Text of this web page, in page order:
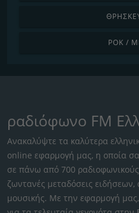
ΡΟΚ /
ραδιόφωνο FM
Ανακαλύψτε τα καλύτερα
online εφαρμογή μας, η οποία
σε πάνω από 700
ζωντανές μεταδόσεις ειδήσεων,
μουσικής. Με την εφαρμογή μας,